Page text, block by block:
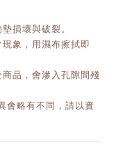
損壞與破裂。
象，用濕布擦拭即
品，會滲入孔隙間殘
會略有不同，請以實